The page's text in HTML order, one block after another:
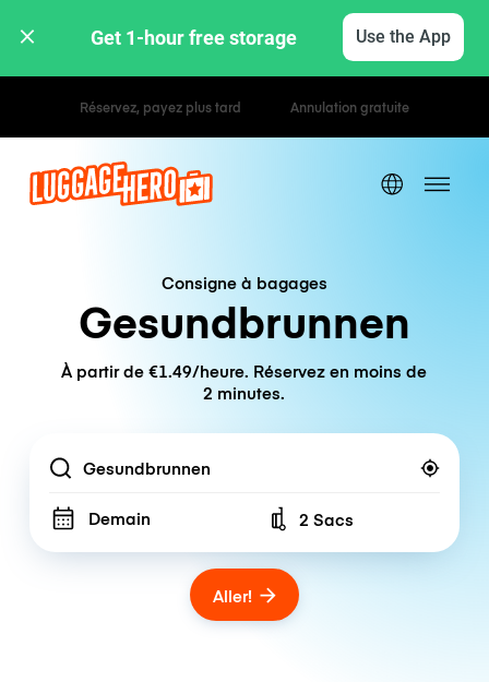
Get 1-hour free storage Use the App
Tarifs horaires / journaliers
Consigne à bagages
Gesundbrunnen
À partir de €1.49/heure. Réservez en moins de
2 minutes.
Location
Demain Number of bags
2 Sacs
Aller!